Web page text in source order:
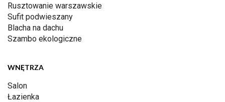
Rusztowanie warszawskie
Sufit podwieszany
Blacha na dachu
Szambo ekologiczne
WNĘTRZA
Salon
Łazienka